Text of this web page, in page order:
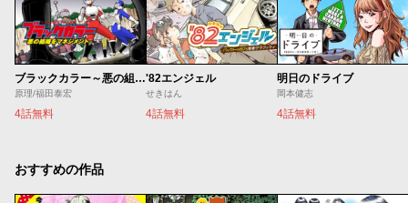
ブラックカラー～悪の組織をマネジメント～
原理/福田泰宏
4話無料
'82エンジェル
せきはん
4話無料
明日のドライブ
岡本健志
4話無料
おすすめの作品